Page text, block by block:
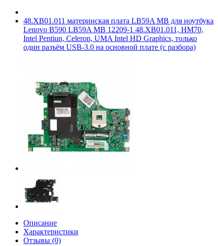
48.XB01.011 материнская плата LB59A MB для ноутбука
Lenovo B590 LB59A MB 12209-1 48.XB01.011, HM70,
Intel Pentiun, Celeron, UMA Intel HD Graphics, только
один разъём USB-3.0 на основной плате (с разбора)
Описание
Характеристики
Отзывы (0)